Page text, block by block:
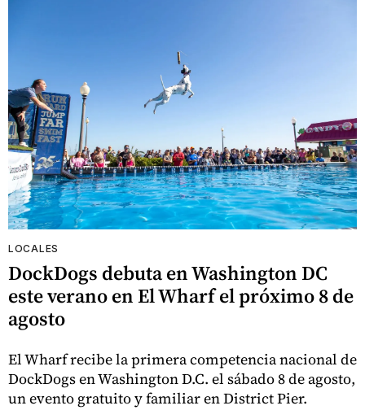
LOCALES
DockDogs debuta en Washington DC
este verano en El Wharf el próximo 8 de
agosto
El Wharf recibe la primera competencia nacional de
DockDogs en Washington D.C. el sábado 8 de agosto,
un evento gratuito y familiar en District Pier.